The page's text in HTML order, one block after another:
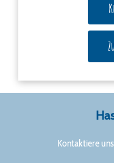
Kontaktiere